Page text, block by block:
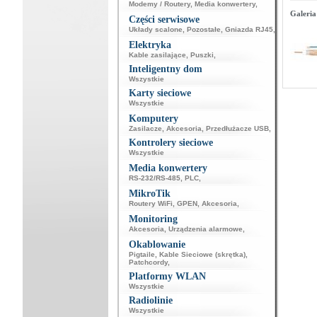
Modemy / Routery, Media konwertery,
Części serwisowe
Układy scalone Pozostałe Gniazda RJ45,
Elektryka
Kable zasilające Puszki
Inteligentny dom
Wszystkie
Karty sieciowe
Wszystkie
Komputery
Zasilacze Akcesoria Przedłużacze USB,
Kontrolery sieciowe
Wszystkie
Media konwertery
RS-232/RS-485, PLC,
MikroTik
Routery WiFi GPEN, Akcesoria
Monitoring
Akcesoria Urządzenia alarmowe
Okablowanie
Pigtaile Kable Sieciowe (skrętka),
Patchcordy,
Platformy WLAN
Wszystkie
Radiolinie
Wszystkie